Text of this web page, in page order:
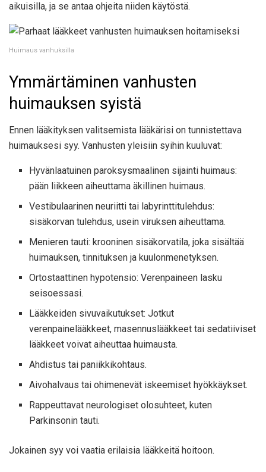
aikuisilla, ja se antaa ohjeita niiden käytöstä.
Huimaus vanhuksilla
Ymmärtäminen vanhusten
huimauksen syistä
Ennen lääkityksen valitsemista lääkärisi on tunnistettava
huimauksesi syy. Vanhusten yleisiin syihin kuuluvat:
Hyvänlaatuinen paroksysmaalinen sijainti huimaus:
pään liikkeen aiheuttama äkillinen huimaus.
Vestibulaarinen neuriitti tai labyrinttitulehdus:
sisäkorvan tulehdus, usein viruksen aiheuttama.
Menieren tauti: krooninen sisäkorvatila, joka sisältää
huimauksen, tinnituksen ja kuulonmenetyksen.
Ortostaattinen hypotensio: Verenpaineen lasku
seisoessasi.
Lääkkeiden sivuvaikutukset: Jotkut
verenpainelääkkeet, masennuslääkkeet tai sedatiiviset
lääkkeet voivat aiheuttaa huimausta.
Ahdistus tai paniikkikohtaus.
Aivohalvaus tai ohimenevät iskeemiset hyökkäykset.
Rappeuttavat neurologiset olosuhteet, kuten
Parkinsonin tauti.
Jokainen syy voi vaatia erilaisia ​​lääkkeitä hoitoon.